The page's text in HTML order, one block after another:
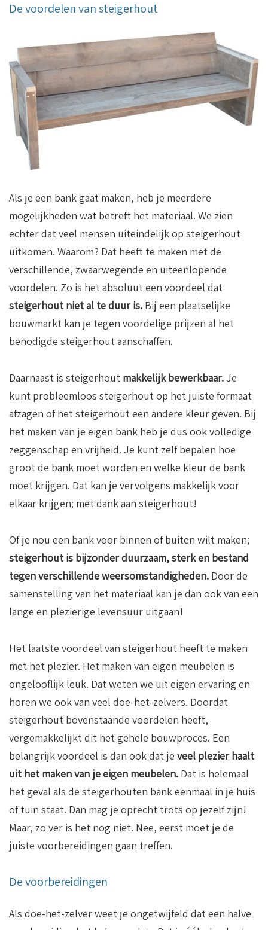
De voordelen van steigerhout
Als je een bank gaat maken, heb je meerdere
mogelijkheden wat betreft het materiaal. We zien
echter dat veel mensen uiteindelijk op steigerhout
uitkomen. Waarom? Dat heeft te maken met de
verschillende, zwaarwegende en uiteenlopende
voordelen. Zo is het absoluut een voordeel dat
steigerhout niet al te duur is. Bij een plaatselijke
bouwmarkt kan je tegen voordelige prijzen al het
benodigde steigerhout aanschaffen.
Daarnaast is steigerhout makkelijk bewerkbaar. Je
kunt probleemloos steigerhout op het juiste formaat
afzagen of het steigerhout een andere kleur geven. Bij
het maken van je eigen bank heb je dus ook volledige
zeggenschap en vrijheid. Je kunt zelf bepalen hoe
groot de bank moet worden en welke kleur de bank
moet krijgen. Dat kan je vervolgens makkelijk voor
elkaar krijgen; met dank aan steigerhout!
Of je nou een bank voor binnen of buiten wilt maken;
steigerhout is bijzonder duurzaam, sterk en bestand
tegen verschillende weersomstandigheden. Door de
samenstelling van het materiaal kan je dan ook van een
lange en plezierige levensuur uitgaan!
Het laatste voordeel van steigerhout heeft te maken
met het plezier. Het maken van eigen meubelen is
ongelooflijk leuk. Dat weten we uit eigen ervaring en
horen we ook van veel doe-het-zelvers. Doordat
steigerhout bovenstaande voordelen heeft,
vergemakkelijkt dit het gehele bouwproces. Een
belangrijk voordeel is dan ook dat je veel plezier haalt
uit het maken van je eigen meubelen. Dat is helemaal
het geval als de steigerhouten bank eenmaal in je huis
of tuin staat. Dan mag je oprecht trots op jezelf zijn!
Maar, zo ver is het nog niet. Nee, eerst moet je de
juiste voorbereidingen gaan treffen.
De voorbereidingen
Als doe-het-zelver weet je ongetwijfeld dat een halve